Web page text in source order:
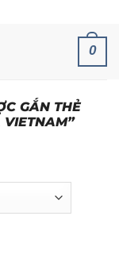
0
GẮN THẺ
VIETNAM”